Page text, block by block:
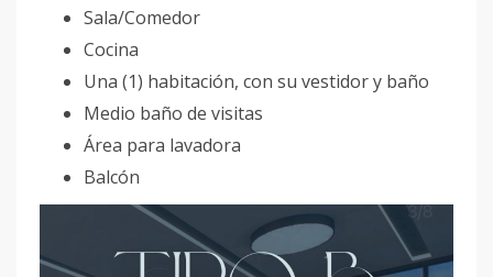
Sala/Comedor
Cocina
Una (1) habitación, con su vestidor y baño
Medio baño de visitas
Área para lavadora
Balcón